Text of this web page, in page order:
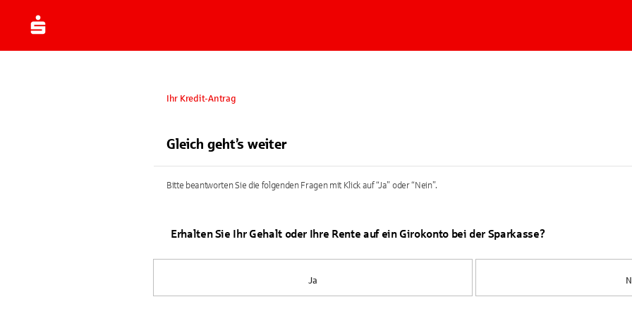
Ihr Kredit-Antrag
Gleich geht’s weiter
Bitte beantworten Sie die folgenden Fragen mit Klick auf “Ja” oder “Nein”.
Erhalten Sie Ihr Gehalt oder Ihre Rente auf ein Girokonto bei der Sparkasse?
Ja